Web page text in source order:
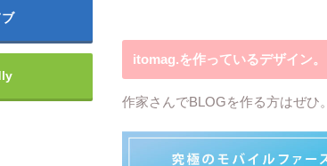
ブ
itomag.を作っているデザイン。
作家さんでBLOGを作る方はぜひ。